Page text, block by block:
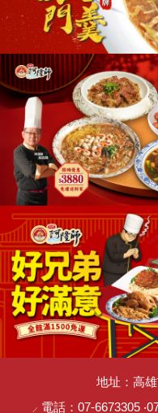
地址：高
／ 電話： 07-6673305 ‧